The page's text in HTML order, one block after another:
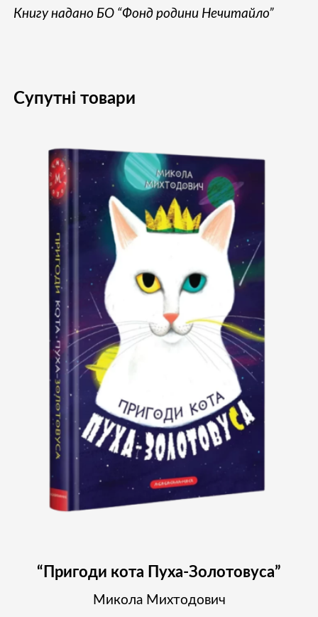
Книгу надано БО “Фонд родини Нечитайло”
Супутні товари
“Пригоди кота Пуха-Золотовуса”
Микола Михтодович